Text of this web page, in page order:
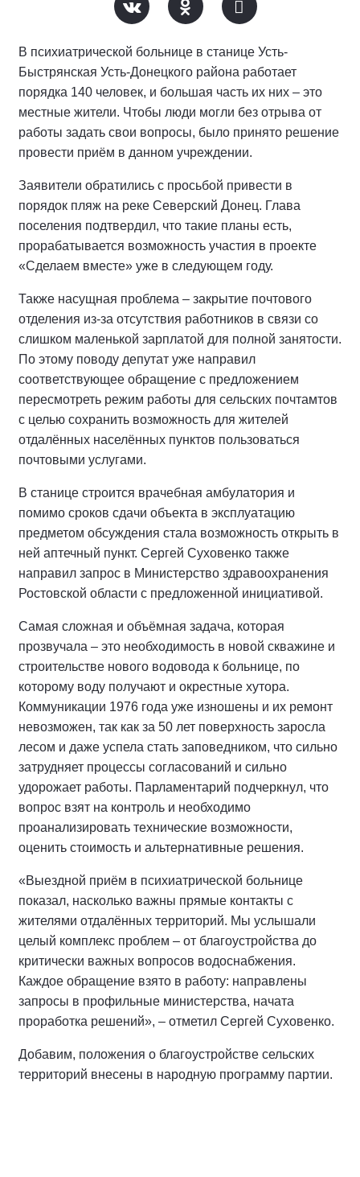
В психиатрической больнице в станице Усть-
Быстрянская Усть-Донецкого района работает
порядка 140 человек, и большая часть их них – это
местные жители. Чтобы люди могли без отрыва от
работы задать свои вопросы, было принято решение
провести приём в данном учреждении.
Заявители обратились с просьбой привести в
порядок пляж на реке Северский Донец. Глава
поселения подтвердил, что такие планы есть,
прорабатывается возможность участия в проекте
«Сделаем вместе» уже в следующем году.
Также насущная проблема – закрытие почтового
отделения из-за отсутствия работников в связи со
слишком маленькой зарплатой для полной занятости.
По этому поводу депутат уже направил
соответствующее обращение с предложением
пересмотреть режим работы для сельских почтамтов
с целью сохранить возможность для жителей
отдалённых населённых пунктов пользоваться
почтовыми услугами.
В станице строится врачебная амбулатория и
помимо сроков сдачи объекта в эксплуатацию
предметом обсуждения стала возможность открыть в
ней аптечный пункт. Сергей Суховенко также
направил запрос в Министерство здравоохранения
Ростовской области с предложенной инициативой.
Самая сложная и объёмная задача, которая
прозвучала – это необходимость в новой скважине и
строительстве нового водовода к больнице, по
которому воду получают и окрестные хутора.
Коммуникации 1976 года уже изношены и их ремонт
невозможен, так как за 50 лет поверхность заросла
лесом и даже успела стать заповедником, что сильно
затрудняет процессы согласований и сильно
удорожает работы. Парламентарий подчеркнул, что
вопрос взят на контроль и необходимо
проанализировать технические возможности,
оценить стоимость и альтернативные решения.
«Выездной приём в психиатрической больнице
показал, насколько важны прямые контакты с
жителями отдалённых территорий. Мы услышали
целый комплекс проблем – от благоустройства до
критически важных вопросов водоснабжения.
Каждое обращение взято в работу: направлены
запросы в профильные министерства, начата
проработка решений», – отметил Сергей Суховенко.
Добавим, положения о благоустройстве сельских
территорий внесены в народную программу партии.